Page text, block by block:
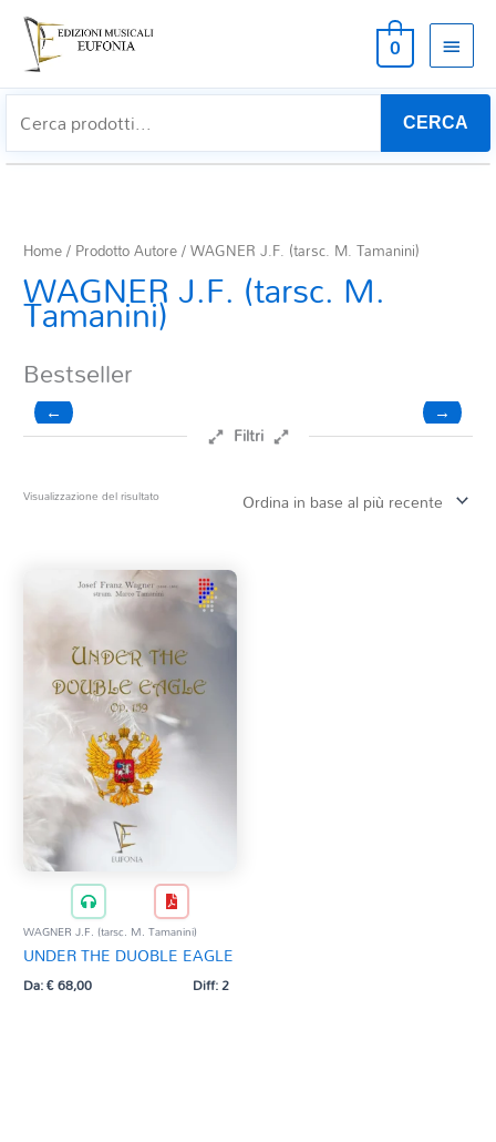
0
CERCA
Home/ Prodotto Autore / WAGNER J.F. (tarsc. M. Tamanini)
WAGNER J.F. (tarsc. M.
Tamanini)
Bestseller
← →
Filtri
Clarinetto basso
Composizioni originali
Natale
QR base
QR esecuzione
Trascrizioni e Arrangiamenti
Visualizzazione del risultato
WAGNER J.F. (tarsc. M. Tamanini)
UNDER THE DUOBLE EAGLE
Da:€68,00 Diff: 2